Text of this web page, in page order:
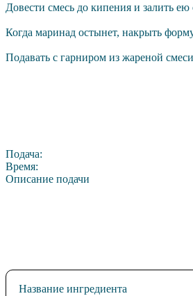
Довести смесь до кипения и залить
Когда маринад остынет, накрыть
Подавать с гарниром из жареной
Подача:
Время:
Описание подачи
Название ингредиента